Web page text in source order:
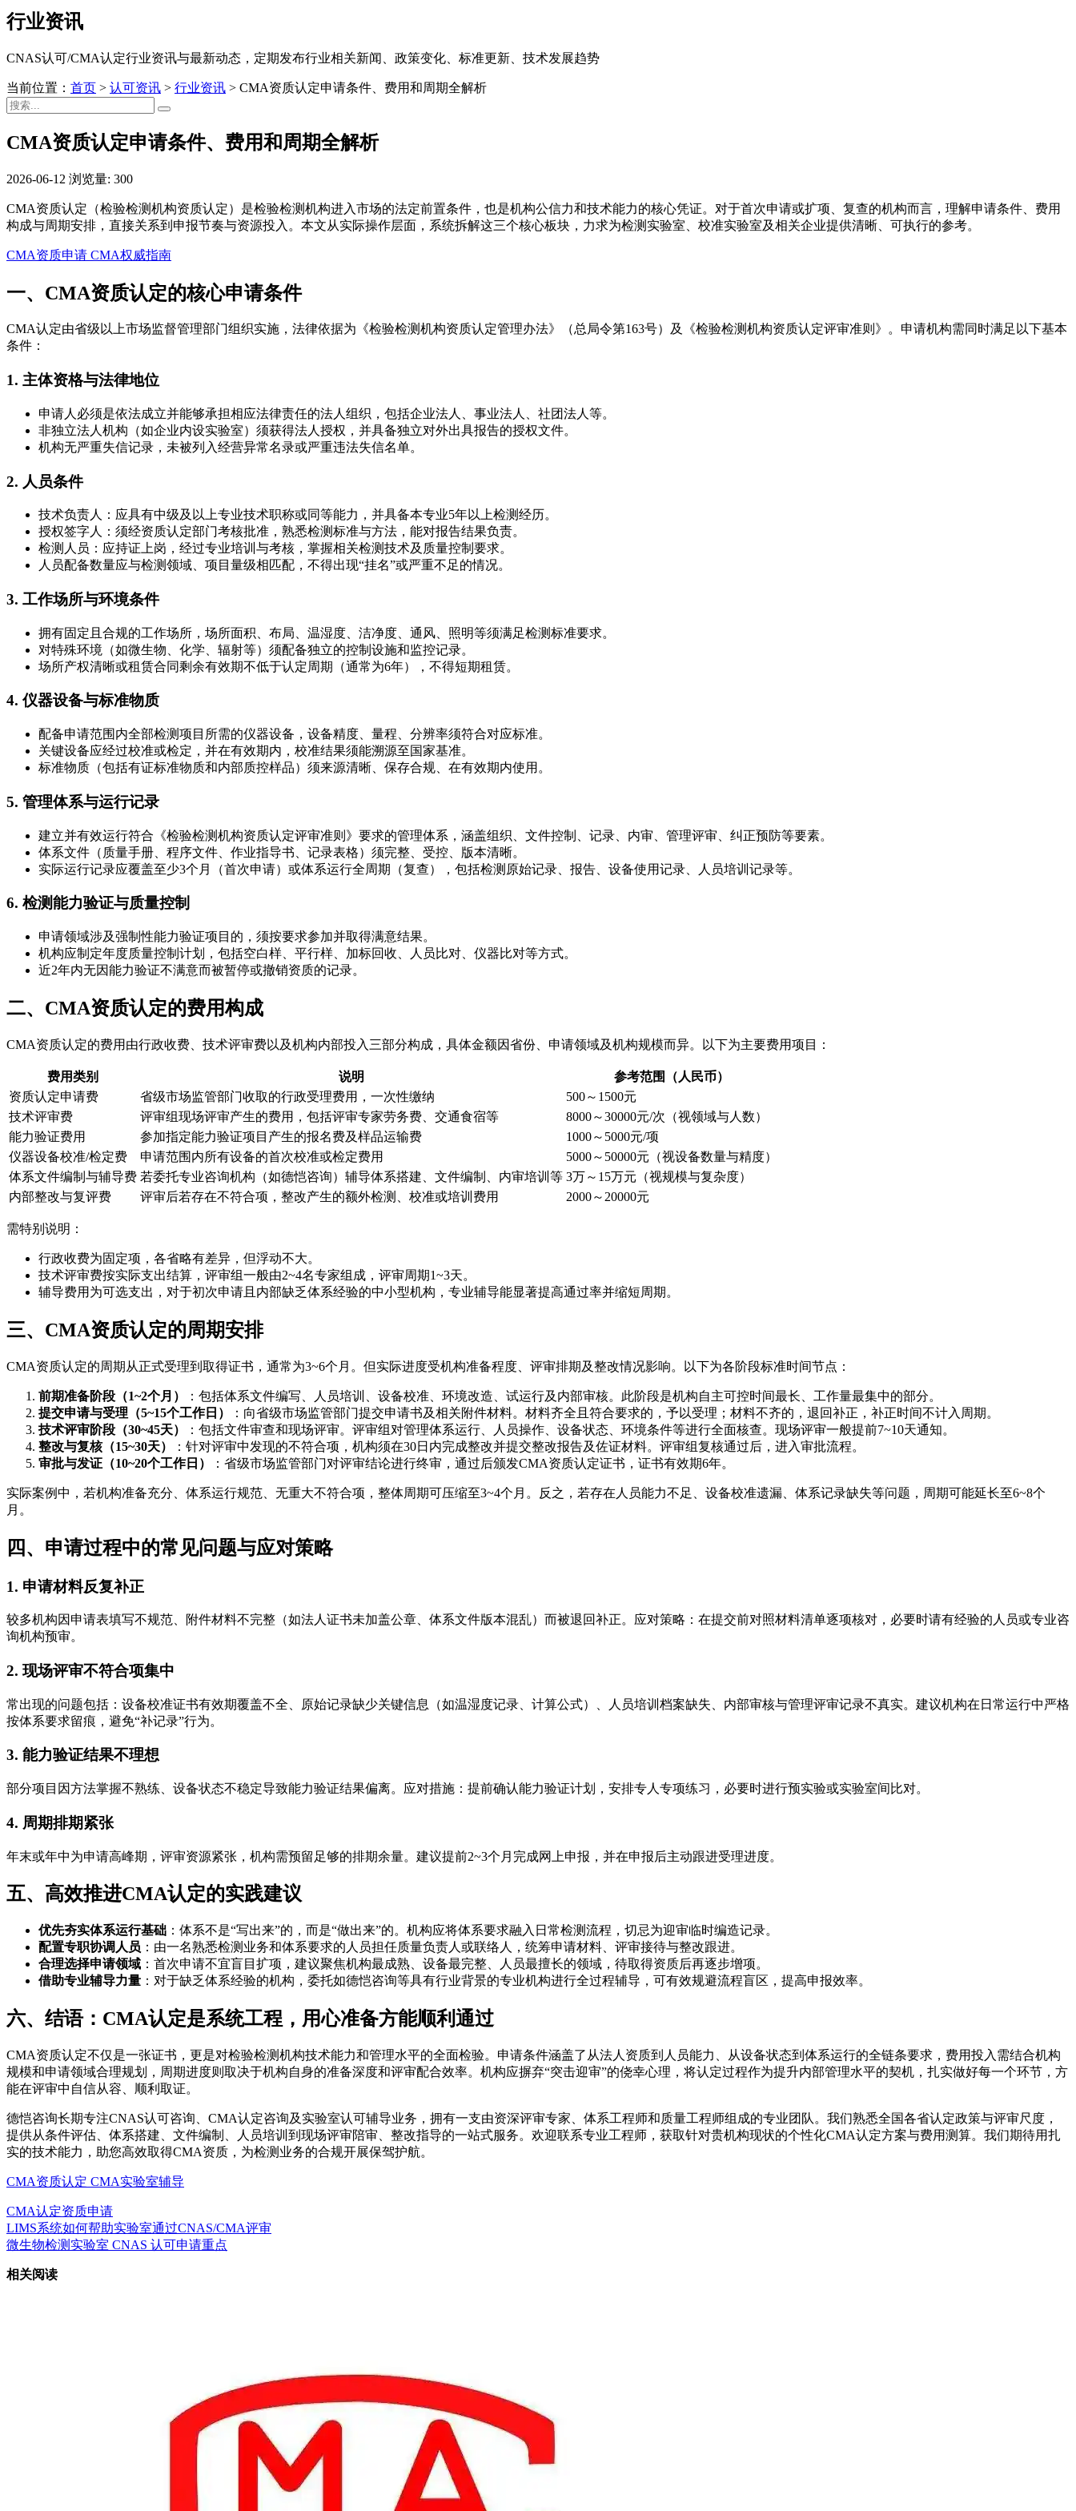
行业资讯
CNAS认可/CMA认定行业资讯与最新动态，定期发布行业相关新闻、政策变化、标准更新、技术发展趋势
当前位置： 首页 > 认可资讯 > 行业资讯 > CMA资质认定申请条件、费用和周期全解析
CMA资质认定申请条件、费用和周期全解析
2026-06-12 浏览量: 300
CMA资质认定（检验检测机构资质认定）是检验检测机构进入市场的法定前置条件，也是机构公信力和技术能力的核心凭证。对于首次申请或扩项、复查的机构而言，理解申请条件、费用
构成与周期安排，直接关系到申报节奏与资源投入。本文从实际操作层面，系统拆解这三个核心板块，力求为检测实验室、校准实验室及相关企业提供清晰、可执行的参考。
CMA资质申请 CMA权威指南
一、CMA资质认定的核心申请条件
CMA认定由省级以上市场监督管理部门组织实施，法律依据为《检验检测机构资质认定管理办法》（总局令第163号）及《检验检测机构资质认定评审准则》。申请机构需同时满足以下基本
条件：
1. 主体资格与法律地位
申请人必须是依法成立并能够承担相应法律责任的法人组织，包括企业法人、事业法人、社团法人等。
非独立法人机构（如企业内设实验室）须获得法人授权，并具备独立对外出具报告的授权文件。
机构无严重失信记录，未被列入经营异常名录或严重违法失信名单。
2. 人员条件
技术负责人：应具有中级及以上专业技术职称或同等能力，并具备本专业5年以上检测经历。
授权签字人：须经资质认定部门考核批准，熟悉检测标准与方法，能对报告结果负责。
检测人员：应持证上岗，经过专业培训与考核，掌握相关检测技术及质量控制要求。
人员配备数量应与检测领域、项目量级相匹配，不得出现“挂名”或严重不足的情况。
3. 工作场所与环境条件
拥有固定且合规的工作场所，场所面积、布局、温湿度、洁净度、通风、照明等须满足检测标准要求。
对特殊环境（如微生物、化学、辐射等）须配备独立的控制设施和监控记录。
场所产权清晰或租赁合同剩余有效期不低于认定周期（通常为6年），不得短期租赁。
4. 仪器设备与标准物质
配备申请范围内全部检测项目所需的仪器设备，设备精度、量程、分辨率须符合对应标准。
关键设备应经过校准或检定，并在有效期内，校准结果须能溯源至国家基准。
标准物质（包括有证标准物质和内部质控样品）须来源清晰、保存合规、在有效期内使用。
5. 管理体系与运行记录
建立并有效运行符合《检验检测机构资质认定评审准则》要求的管理体系，涵盖组织、文件控制、记录、内审、管理评审、纠正预防等要素。
体系文件（质量手册、程序文件、作业指导书、记录表格）须完整、受控、版本清晰。
实际运行记录应覆盖至少3个月（首次申请）或体系运行全周期（复查），包括检测原始记录、报告、设备使用记录、人员培训记录等。
6. 检测能力验证与质量控制
申请领域涉及强制性能力验证项目的，须按要求参加并取得满意结果。
机构应制定年度质量控制计划，包括空白样、平行样、加标回收、人员比对、仪器比对等方式。
近2年内无因能力验证不满意而被暂停或撤销资质的记录。
二、CMA资质认定的费用构成
CMA资质认定的费用由行政收费、技术评审费以及机构内部投入三部分构成，具体金额因省份、申请领域及机构规模而异。以下为主要费用项目：
费用类别 说明
参考范围（人民币）
资质认定申请费
省级市场监管部门收取的行政受理费用，一次性缴纳
500～1500元
技术评审费
评审组现场评审产生的费用，包括评审专家劳务费、交通食宿等
8000～30000元/次（视领域与人数）
能力验证费用
参加指定能力验证项目产生的报名费及样品运输费
1000～5000元/项
仪器设备校准/检定费
申请范围内所有设备的首次校准或检定费用
5000～50000元（视设备数量与精度）
体系文件编制与辅导费 若委托专业咨询机构（如德恺咨询）辅导体系搭建、文件编制、内审培训等 3万～15万元（视规模与复杂度）
内部整改与复评费
评审后若存在不符合项，整改产生的额外检测、校准或培训费用 2000～20000元
需特别说明：
行政收费为固定项，各省略有差异，但浮动不大。
技术评审费按实际支出结算，评审组一般由2~4名专家组成，评审周期1~3天。
辅导费用为可选支出，对于初次申请且内部缺乏体系经验的中小型机构，专业辅导能显著提高通过率并缩短周期。
三、CMA资质认定的周期安排
CMA资质认定的周期从正式受理到取得证书，通常为3~6个月。但实际进度受机构准备程度、评审排期及整改情况影响。以下为各阶段标准时间节点：
前期准备阶段（1~2个月）
：包括体系文件编写、人员培训、设备校准、环境改造、试运行及内部审核。此阶段是机构自主可控时间最长、工作量最集中的部分。
提交申请与受理（5~15个工作日）
：向省级市场监管部门提交申请书及相关附件材料。材料齐全且符合要求的，予以受理；材料不齐的，退回补正，补正时间不计入周期。
技术评审阶段（30~45天）
：包括文件审查和现场评审。评审组对管理体系运行、人员操作、设备状态、环境条件等进行全面核查。现场评审一般提前7~10天通知。
整改与复核（15~30天）
：针对评审中发现的不符合项，机构须在30日内完成整改并提交整改报告及佐证材料。评审组复核通过后，进入审批流程。
审批与发证（10~20个工作日）
：省级市场监管部门对评审结论进行终审，通过后颁发CMA资质认定证书，证书有效期6年。
实际案例中，若机构准备充分、体系运行规范、无重大不符合项，整体周期可压缩至3~4个月。反之，若存在人员能力不足、设备校准遗漏、体系记录缺失等问题，周期可能延长至6~8个
月。
四、申请过程中的常见问题与应对策略
1. 申请材料反复补正
较多机构因申请表填写不规范、附件材料不完整（如法人证书未加盖公章、体系文件版本混乱）而被退回补正。应对策略：在提交前对照材料清单逐项核对，必要时请有经验的人员或专业咨
询机构预审。
2. 现场评审不符合项集中
常出现的问题包括：设备校准证书有效期覆盖不全、原始记录缺少关键信息（如温湿度记录、计算公式）、人员培训档案缺失、内部审核与管理评审记录不真实。建议机构在日常运行中严格
按体系要求留痕，避免“补记录”行为。
3. 能力验证结果不理想
部分项目因方法掌握不熟练、设备状态不稳定导致能力验证结果偏离。应对措施：提前确认能力验证计划，安排专人专项练习，必要时进行预实验或实验室间比对。
4. 周期排期紧张
年末或年中为申请高峰期，评审资源紧张，机构需预留足够的排期余量。建议提前2~3个月完成网上申报，并在申报后主动跟进受理进度。
五、高效推进CMA认定的实践建议
优先夯实体系运行基础 ：体系不是“写出来”的，而是“做出来”的。机构应将体系要求融入日常检测流程，切忌为迎审临时编造记录。
配置专职协调人员 ：由一名熟悉检测业务和体系要求的人员担任质量负责人或联络人，统筹申请材料、评审接待与整改跟进。
合理选择申请领域 ：首次申请不宜盲目扩项，建议聚焦机构最成熟、设备最完整、人员最擅长的领域，待取得资质后再逐步增项。
借助专业辅导力量 ：对于缺乏体系经验的机构，委托如德恺咨询等具有行业背景的专业机构进行全过程辅导，可有效规避流程盲区，提高申报效率。
六、结语：CMA认定是系统工程，用心准备方能顺利通过
CMA资质认定不仅是一张证书，更是对检验检测机构技术能力和管理水平的全面检验。申请条件涵盖了从法人资质到人员能力、从设备状态到体系运行的全链条要求，费用投入需结合机构
规模和申请领域合理规划，周期进度则取决于机构自身的准备深度和评审配合效率。机构应摒弃“突击迎审”的侥幸心理，将认定过程作为提升内部管理水平的契机，扎实做好每一个环节，方
能在评审中自信从容、顺利取证。
德恺咨询长期专注CNAS认可咨询、CMA认定咨询及实验室认可辅导业务，拥有一支由资深评审专家、体系工程师和质量工程师组成的专业团队。我们熟悉全国各省认定政策与评审尺度，
提供从条件评估、体系搭建、文件编制、人员培训到现场评审陪审、整改指导的一站式服务。欢迎联系专业工程师，获取针对贵机构现状的个性化CMA认定方案与费用测算。我们期待用扎
实的技术能力，助您高效取得CMA资质，为检测业务的合规开展保驾护航。
CMA资质认定 CMA实验室辅导
CMA认定资质申请
LIMS系统如何帮助实验室通过CNAS/CMA评审
微生物检测实验室 CNAS 认可申请重点
相关阅读